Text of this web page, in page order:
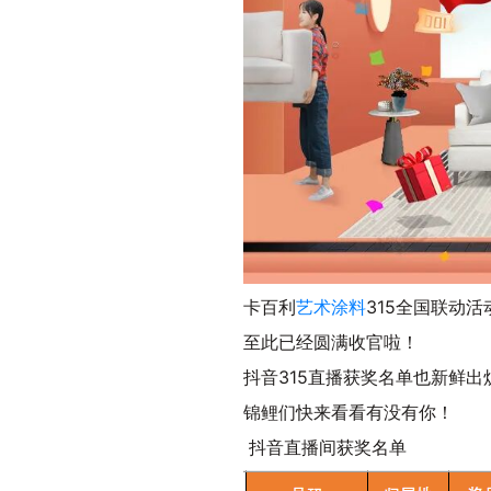
卡百利艺术涂料315全国联动活
至此已经圆满收官啦！
抖音315直播获奖名单也新鲜出
锦鲤们快来看看有没有你！
抖音直播间获奖名单